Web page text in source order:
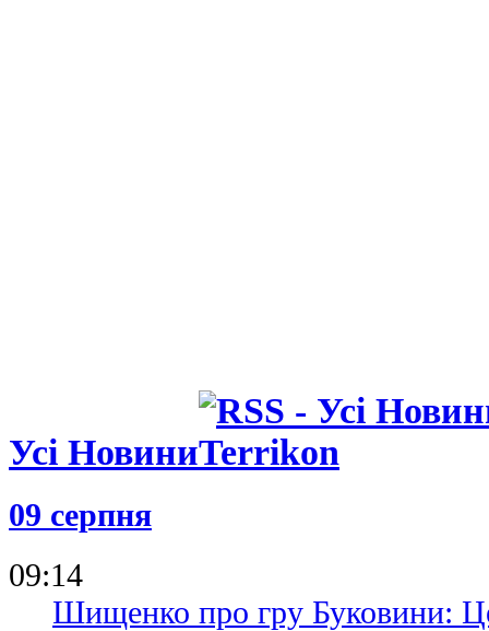
Усі Новини
09 серпня
09:14
Шищенко про гру Буковини: